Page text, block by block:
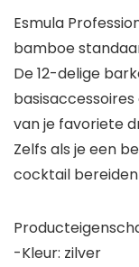
Esmula
bamboe
De 12-delige
van je favoriete
Zelfs als je een
cocktail
-Kleur: zilver